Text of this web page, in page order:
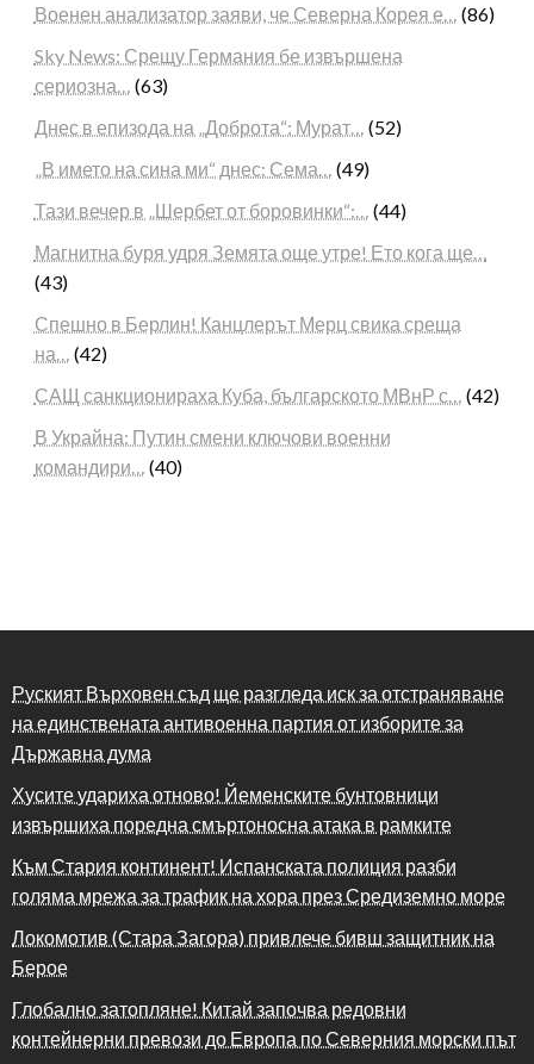
Военен анализатор заяви, че Северна Корея е… (86)
Sky News: Срещу Германия бе извършена
сериозна… (63)
Днес в епизода на „Доброта“: Мурат… (52)
„В името на сина ми“ днес: Сема… (49)
Тази вечер в „Шербет от боровинки“:… (44)
Магнитна буря удря Земята още утре! Ето кога ще…
(43)
Спешно в Берлин! Канцлерът Мерц свика среща
на… (42)
САЩ санкционираха Куба, българското МВнР с… (42)
В Украйна: Путин смени ключови военни
командири… (40)
Руският Върховен съд ще разгледа иск за отстраняване
на единствената антивоенна партия от изборите за
Държавна дума
Хусите удариха отново! Йеменските бунтовници
извършиха поредна смъртоносна атака в рамките
Към Стария континент! Испанската полиция разби
голяма мрежа за трафик на хора през Средиземно море
Локомотив (Стара Загора) привлече бивш защитник на
Берое
Глобално затопляне! Китай започва редовни
контейнерни превози до Европа по Северния морски път